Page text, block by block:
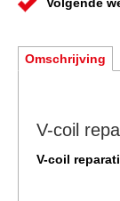
Volgende
Omschrijving
V-coil
V-coil